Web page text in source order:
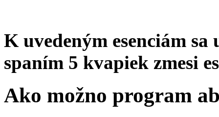
K uvedeným esenciám
spaním 5 kvapiek zmesi
Ako možno program